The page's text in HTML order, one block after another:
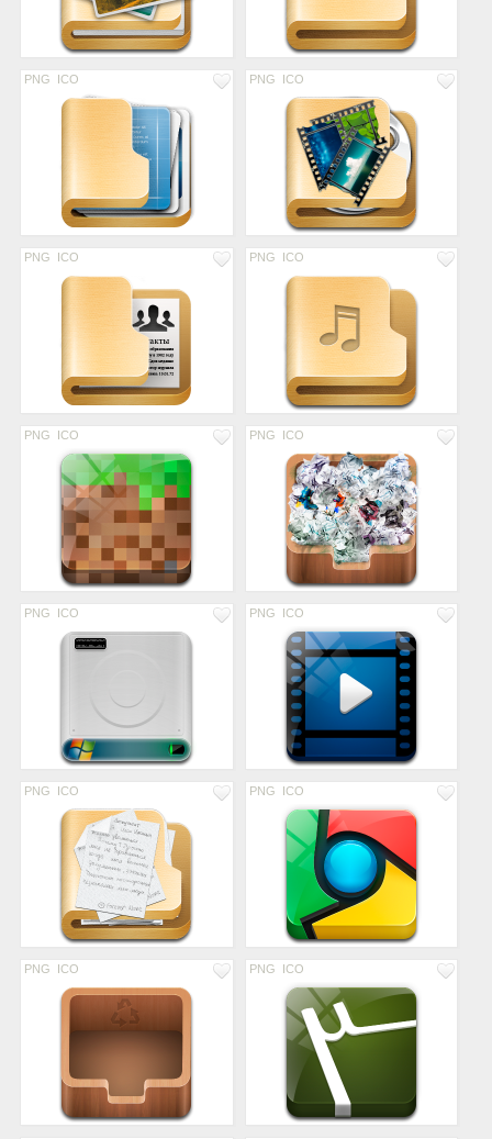
PNG ICO PNG ICO
PNG ICO PNG ICO
PNG ICO PNG ICO
PNG ICO PNG ICO
PNG ICO PNG ICO
PNG ICO PNG ICO